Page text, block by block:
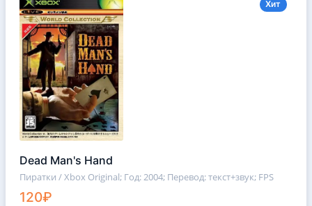
Хит
Dead Man's Hand
Пиратки / Xbox Original; Год: 2004; Перевод: текст+звук; FPS
120₽